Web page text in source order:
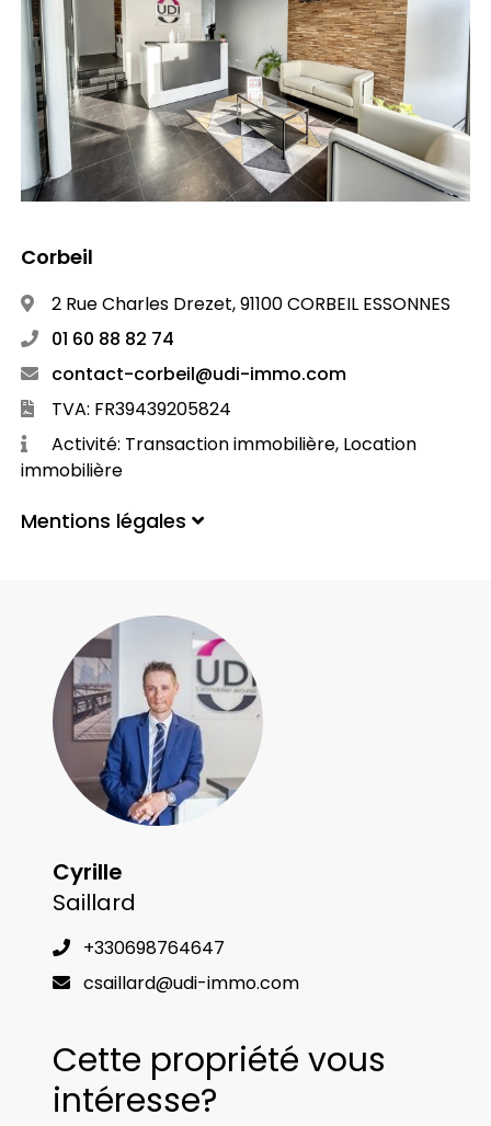
Corbeil
2 Rue Charles Drezet, 91100 CORBEIL ESSONNES
01 60 88 82 74
contact-corbeil@udi-immo.com
TVA: FR39439205824
Activité: Transaction immobilière, Location
immobilière
Mentions légales
Cyrille
Saillard
+330698764647
csaillard@udi-immo.com
Cette propriété vous
intéresse?